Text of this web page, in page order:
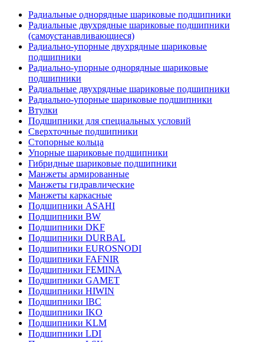
Радиальные однорядные шариковые подшипники
Радиальные двухрядные шариковые подшипники
(самоустанавливающиеся)
Радиально-упорные двухрядные шариковые
подшипники
Радиально-упорные однорядные шариковые
подшипники
Радиальные двухрядные шариковые подшипники
Радиально-упорные шариковые подшипники
Втулки
Подшипники для специальных условий
Сверхточные подшипники
Стопорные кольца
Упорные шариковые подшипники
Гибридные шариковые подшипники
Манжеты армированные
Манжеты гидравлические
Манжеты каркасные
Подшипники ASAHI
Подшипники BW
Подшипники DKF
Подшипники DURBAL
Подшипники EUROSNODI
Подшипники FAFNIR
Подшипники FEMINA
Подшипники GAMET
Подшипники HIWIN
Подшипники IBC
Подшипники IKO
Подшипники KLM
Подшипники LDI